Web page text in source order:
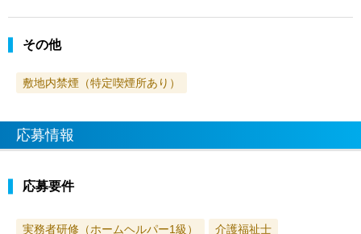
その他
敷地内禁煙（特定喫煙所あり）
応募情報
応募要件
実務者研修（ホームヘルパー1級） 介護福祉士